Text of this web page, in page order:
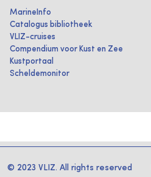
MarineInfo
Catalogus bibliotheek
VLIZ-cruises
Compendium voor Kust en Zee
Kustportaal
Scheldemonitor
© 2023 VLIZ. All rights reserved